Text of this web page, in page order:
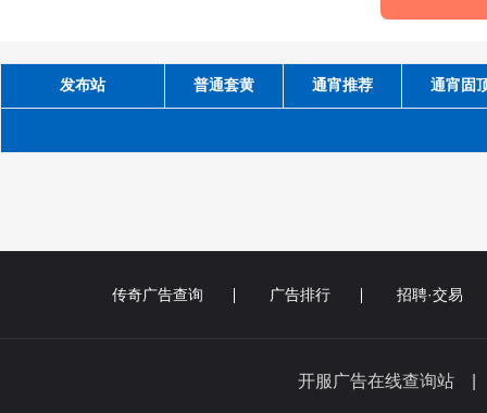
发布站 普通套黄 通宵推荐 通宵固
传奇广告查询 广告排行 招聘·交易
开服广告在线查询站